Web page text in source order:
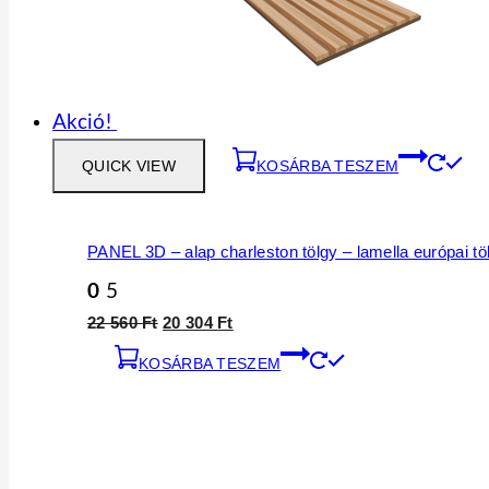
Akció!
QUICK VIEW KOSÁRBA TESZEM
PANEL 3D – alap charleston tölgy – lamella európai
0 5
22 560Ft Original
was:
20 304 FtCurrent
is:
KOSÁRBA TESZEM